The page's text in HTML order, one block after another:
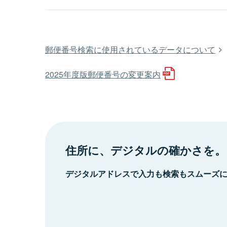
郵便番号検索に使用されているデータについて
2025年度版郵便番号の変更案内
住所に、デジタルの確かさを。
デジタルアドレスで入力も検索もスムーズ